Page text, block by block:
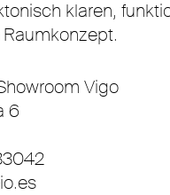
klaren,
Vigo
6